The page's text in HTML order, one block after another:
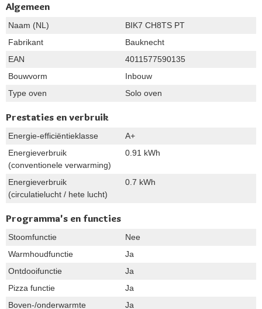
Algemeen
Naam (NL)
BIK7 CH8TS PT
Fabrikant
Bauknecht
EAN
4011577590135
Bouwvorm
Inbouw
Type oven
Solo oven
Prestaties en verbruik
Energie-efficiëntieklasse
A+
Energieverbruik
(conventionele verwarming)
0.91 kWh
Energieverbruik
(circulatielucht / hete lucht)
0.7 kWh
Programma's en functies
Stoomfunctie
Nee
Warmhoudfunctie
Ja
Ontdooifunctie
Ja
Pizza functie
Ja
Boven-/onderwarmte
Ja